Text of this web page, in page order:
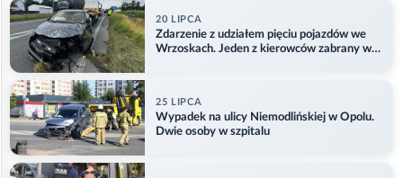
20 LIPCA
Zdarzenie z udziałem pięciu pojazdów we
Wrzoskach. Jeden z kierowców zabrany w
25 LIPCA
Wypadek na ulicy Niemodlińskiej w Opolu.
Dwie osoby w szpitalu